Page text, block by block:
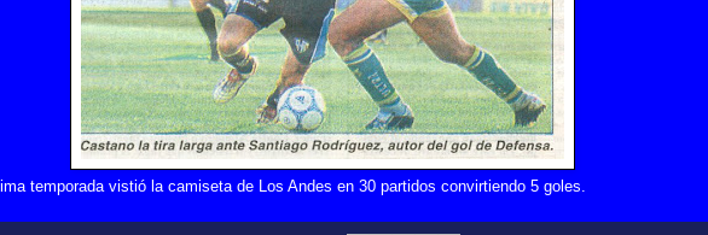
temporada vistió la camiseta de Los Andes en 30 partidos convirtiendo 5 goles.